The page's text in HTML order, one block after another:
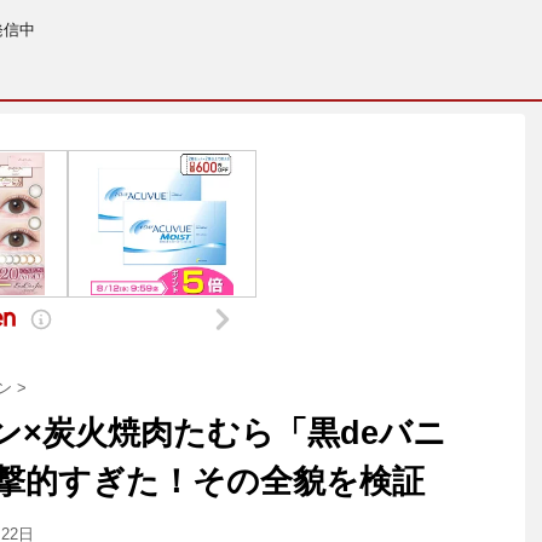
中
>
×炭火焼肉たむら「黒deバニ
的すぎた！その全貌を検証
日